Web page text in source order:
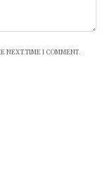
NEXT TIME I COMMENT.